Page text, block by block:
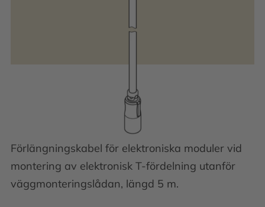
Förlängningskabel för elektroniska moduler vid
montering av elektronisk T-fördelning utanför
väggmonteringslådan, längd 5 m.